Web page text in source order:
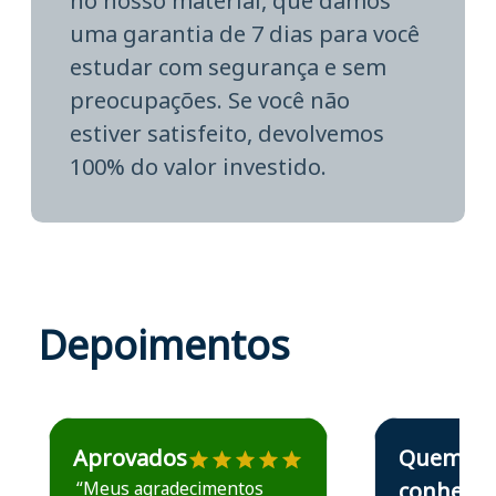
uma garantia de 7 dias para você
estudar com segurança e sem
preocupações. Se você não
estiver satisfeito, devolvemos
100% do valor investido.
Depoimentos
Estudante José recomenda o Aprova Concursos em
Aprovados
“Meus agradecimentos
Estudante Elais
Quem